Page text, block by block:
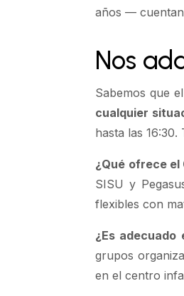
años —
Nos
Sabemos que
cualquier
hasta las
¿Qué ofrece el
SISU y
flexibles con
¿Es adecuado
grupos
en el centro